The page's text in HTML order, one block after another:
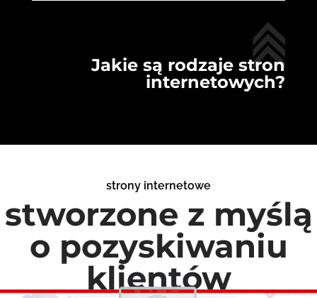
Jakie są rodzaje stron
internetowych?
strony internetowe
stworzone z myślą
o pozyskiwaniu
klientów